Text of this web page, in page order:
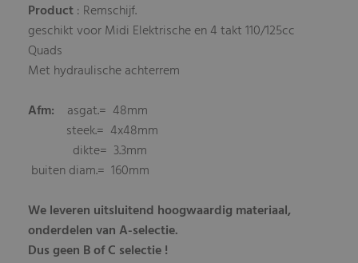
Product: Remschijf.
geschikt voor Midi Elektrische en 4 takt 110/125cc
Quads
Met hydraulische achterrem
Afm:
asgat.= 48mm
steek.= 4x48mm
dikte= 3.3mm
buiten diam.= 160mm
We leveren uitsluitend hoogwaardig materiaal,
onderdelen van A-selectie.
Dus geen B of C selectie !